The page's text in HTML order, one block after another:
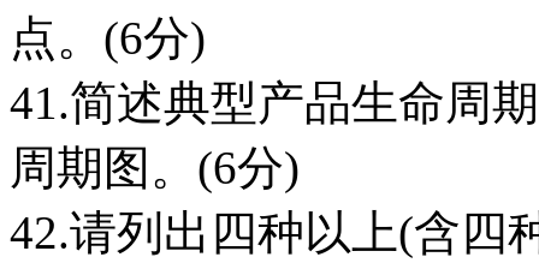
点。(6分)
41.简述典型产品生命周
周期图。(6分)
42.请列出四种以上(含四